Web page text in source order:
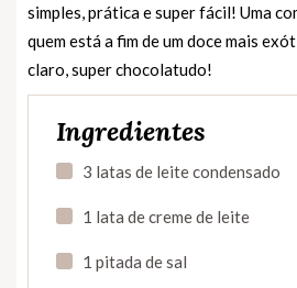
simples, prática e super fácil! Uma
quem está a fim de um doce mais
claro, super chocolatudo!
Ingredientes
3 latas de leite condensado
1 lata de creme de leite
1 pitada de sal